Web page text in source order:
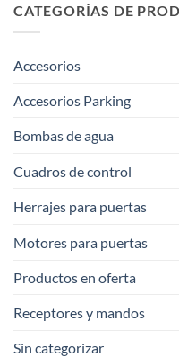
CATEGORÍAS DE
Accesorios
Accesorios Parking
Bombas de agua
Cuadros de control
Herrajes para puertas
Motores para puertas
Productos en oferta
Receptores y mandos
Sin categorizar